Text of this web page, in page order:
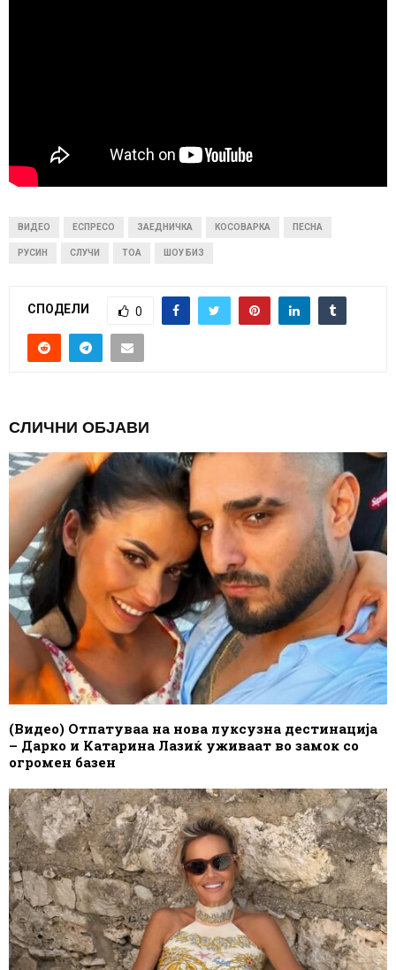
ВИДЕО ЕСПРЕСО ЗАЕДНИЧКА КОСОВАРКА ПЕСНА
РУСИН СЛУЧИ ТОА ШОУ БИЗ
СПОДЕЛИ 0
СЛИЧНИ ОБЈАВИ
(Видео) Отпатуваа на нова луксузна дестинација
– Дарко и Катарина Лазиќ уживаат во замок со
огромен базен